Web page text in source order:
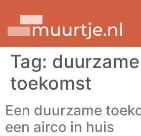
Tag: duurzame
toekomst
Een duurzame
een airco in huis